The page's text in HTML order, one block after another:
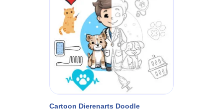
Cartoon Dierenarts Doodle